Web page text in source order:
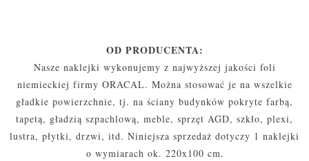
OD PRODUCENTA:
Nasze naklejki wykonujemy z najwyższej jakości foli
niemieckiej firmy ORACAL. Można stosować je na wszelkie
gładkie powierzchnie, tj. na ściany budynków pokryte farbą,
tapetą, gładzią szpachlową, meble, sprzęt AGD, szkło, plexi,
lustra, płytki, drzwi, itd. Niniejsza sprzedaż dotyczy 1 naklejki
o wymiarach ok. 220x100 cm.